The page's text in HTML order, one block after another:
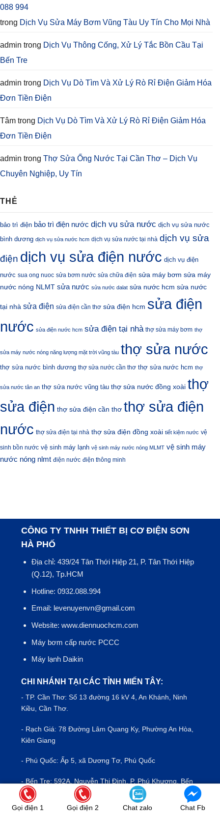
088 994
trong Dịch Vụ Sửa Máy Bơm Vũng Tàu Uy Tín Cho Mọi Nhà
admin trong Dịch Vụ Thông Cống, Xử Lý Tắc Bồn Cầu Tại
Bến Tre
admin trong Dịch Vụ Dò Tìm Và Xử Lý Rò Rỉ Điện Giảm Hóa
Đơn Tiền Điện
Tâm trong Dịch Vụ Dò Tìm Và Xử Lý Rò Rỉ Điện Giảm Hóa
Đơn Tiền Điện
admin trong Thợ Sửa Ống Nước Tại Cần Thơ – Dịch Vụ
Chuyên Nghiệp, Uy Tín
THẺ
bảo trì điện bảo trì điện nước dịch vụ sửa nước dịch vụ sửa nước
bình dương dịch vụ sửa nước hcm dịch vụ sửa nước tại nhà dịch vụ sửa
điện dịch vụ sửa điện nước dịch vụ điện
nước sua ong nuoc sửa bơm nước sửa chữa điện sửa máy bơm sửa máy
nước nóng NLMT sửa nước sửa nước dalat sửa nước hcm sửa nước
tại nhà sửa điện sửa điện cần thơ sửa điện hcm sửa điện
nước sửa điện nước hcm sửa điện tại nhà thợ sửa máy bơm thợ
sửa máy nước nóng năng lượng mặt trời vũng tàu thợ sửa nước
thợ sửa nước bình dương thợ sửa nước cần thơ thợ sửa nước hcm thợ
sửa nước tân an thợ sửa nước vũng tàu thợ sửa nước đồng xoài thợ
sửa điện thợ sửa điện cần thơ thợ sửa điện
nước thợ sửa điện tại nhà thợ sửa điện đồng xoài tiết kiệm nước vệ
sinh bồn nước vệ sinh máy lạnh vệ sinh máy nước nóng MLMT vệ sinh máy
nước nóng nlmt điện nước điện thông minh
CÔNG TY TNHH THIẾT BỊ CƠ ĐIỆN SƠN
HÀ PHỐ
Địa chỉ: 439/24 Tân Thới Hiệp 21, P. Tân Thới Hiệp
(Q.12), Tp.HCM
Hotline: 0932.088.994
Email: levenuyenvn@gmail.com
Website: www.diennuochcm.com
Máy bơm cấp nước PCCC
Máy lạnh Daikin
CHI NHÁNH TẠI CÁC TỈNH MIẾN TÂY:
- TP.Cần Thơ: Số 13 đường 16 kV 4, An Khánh, Ninh
Kiều, Cần Thơ.
- Rạch Giá: 78 Đường Lâm Quang Ky, Phường An Hòa,
Kiên Giang
- Phú Quốc: Ấp 5, xã Dương Tơ, Phú Quốc
- Bến Tre: 592A, Nguyễn Thị Định, P. Phú Khương, Bến
Tre
Gọi điện 1 Gọi điện 2 Chat zalo Chat Fb